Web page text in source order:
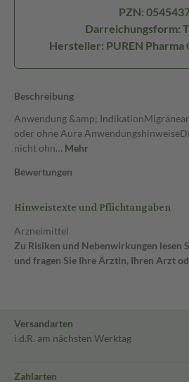
PZN:
Darreichungsform:
Hersteller: PUREN Pharma
Beschreibung
Anwendung &amp;
oder ohne Aura
nicht ohn… Mehr
Bewertungen
Hinweistexte und Pflichtangaben
Arzneimittel
Zu Risiken und Nebenwirkungen lesen
und fragen Sie Ihre Ärztin, Ihren Arzt
Versandarten
i.d.R. am nächsten Werktag
Zahlarten